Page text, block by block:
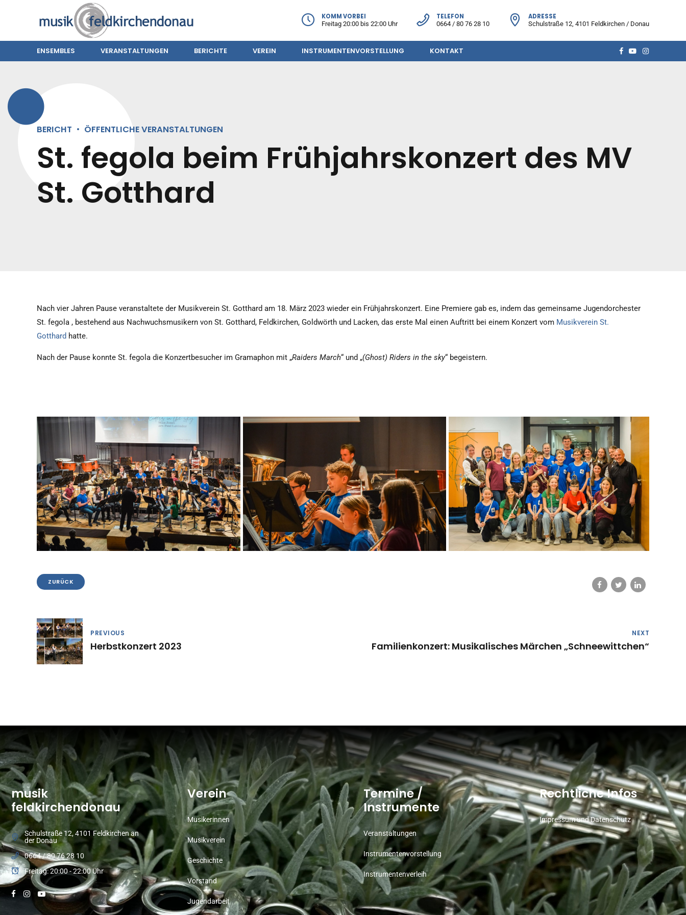
KOMM VORBEI
Freitag 20:00 bis 22:00 Uhr
TELEFON
0664 / 80 76 28 10
ADRESSE
Schulstraße 12, 4101 Feldkirchen / Donau
ENSEMBLES VERANSTALTUNGEN BERICHTE VEREIN INSTRUMENTENVORSTELLUNG KONTAKT
BERICHT ÖFFENTLICHE VERANSTALTUNGEN
St. fegola beim Frühjahrskonzert des MV
St. Gotthard
Nach vier Jahren Pause veranstaltete der Musikverein St. Gotthard am 18. März 2023 wieder ein Frühjahrskonzert. Eine Premiere gab es, indem das gemeinsame Jugendorchester
St. fegola , bestehend aus Nachwuchsmusikern von St. Gotthard, Feldkirchen, Goldwörth und Lacken, das erste Mal einen Auftritt bei einem Konzert vom Musikverein St.
Gotthard hatte.
Nach der Pause konnte St. fegola die Konzertbesucher im Gramaphon mit „Raiders March“ und „(Ghost) Riders in the sky“ begeistern.
ZURÜCK
PREVIOUS
Herbstkonzert 2023
NEXT
Familienkonzert: Musikalisches Märchen „Schneewittchen“
musik
feldkirchendonau
Schulstraße 12, 4101 Feldkirchen an
der Donau
0664 / 80 76 28 10
Freitag: 20:00 - 22:00 Uhr
Verein
Musikerinnen
Musikverein
Geschichte
Vorstand
Jugendarbeit
Termine /
Instrumente
Veranstaltungen
Instrumentenvorstellung
Instrumentenverleih
Rechtliche Infos
Impressum und Datenschutz